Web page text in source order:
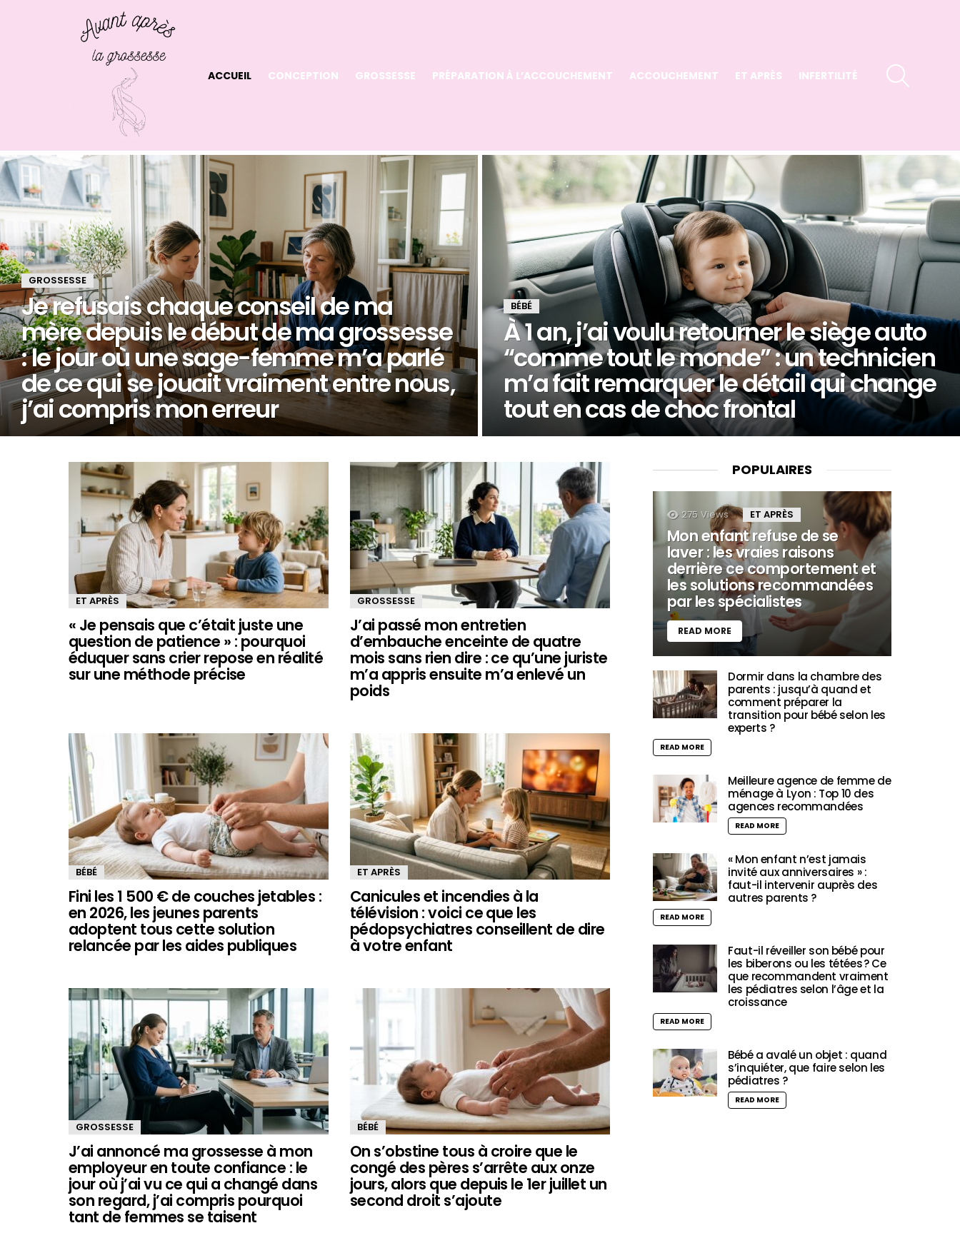
ACCUEIL CONCEPTION GROSSESSE PRÉPARATION À L’ACCOUCHEMENT ACCOUCHEMENT ET APRÈS INFERTILITÉ
LATEST
STORIES
GROSSESSE
Je refusais chaque conseil de ma
mère depuis le début de ma grossesse
: le jour où une sage-femme m’a parlé
de ce qui se jouait vraiment entre nous,
j’ai compris mon erreur
BÉBÉ
À 1 an, j’ai voulu retourner le siège auto
“comme tout le monde” : un technicien
m’a fait remarquer le détail qui change
tout en cas de choc frontal
MORE
STORIES
ET APRÈS
« Je pensais que c’était juste une
question de patience » : pourquoi
éduquer sans crier repose en réalité
sur une méthode précise
GROSSESSE
J’ai passé mon entretien
d’embauche enceinte de quatre
mois sans rien dire : ce qu’une juriste
m’a appris ensuite m’a enlevé un
poids
BÉBÉ
Fini les 1 500 € de couches jetables :
en 2026, les jeunes parents
adoptent tous cette solution
relancée par les aides publiques
ET APRÈS
Canicules et incendies à la
télévision : voici ce que les
pédopsychiatres conseillent de dire
à votre enfant
GROSSESSE
J’ai annoncé ma grossesse à mon
employeur en toute confiance : le
jour où j’ai vu ce qui a changé dans
son regard, j’ai compris pourquoi
tant de femmes se taisent
BÉBÉ
On s’obstine tous à croire que le
congé des pères s’arrête aux onze
jours, alors que depuis le 1er juillet un
second droit s’ajoute
POPULAIRES
275 Views ET APRÈS
Mon enfant refuse de se
laver : les vraies raisons
derrière ce comportement et
les solutions recommandées
par les spécialistes
READ MORE
Dormir dans la chambre des
parents : jusqu’à quand et
comment préparer la
transition pour bébé selon les
experts ?
READ MORE
Meilleure agence de femme de
ménage à Lyon : Top 10 des
agences recommandées
READ MORE
« Mon enfant n’est jamais
invité aux anniversaires » :
faut-il intervenir auprès des
autres parents ?
READ MORE
Faut-il réveiller son bébé pour
les biberons ou les tétées ? Ce
que recommandent vraiment
les pédiatres selon l’âge et la
croissance
READ MORE
Bébé a avalé un objet : quand
s’inquiéter, que faire selon les
pédiatres ?
READ MORE